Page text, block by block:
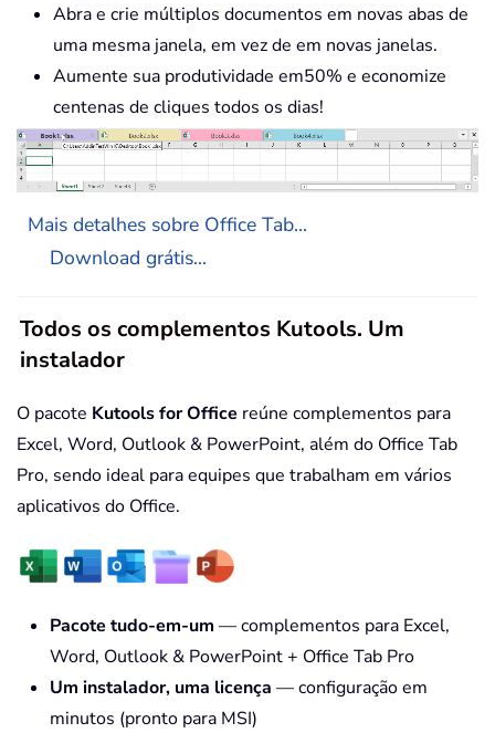
Abra e crie múltiplos documentos em novas abas de
uma mesma janela, em vez de em novas janelas.
Aumente sua produtividade em50% e economize
centenas de cliques todos os dias!
Mais detalhes sobre Office Tab...
Download grátis...
Todos os complementos Kutools. Um
instalador
O pacote Kutools for Office reúne complementos para
Excel, Word, Outlook & PowerPoint, além do Office Tab
Pro, sendo ideal para equipes que trabalham em vários
aplicativos do Office.
Pacote tudo-em-um — complementos para Excel,
Word, Outlook & PowerPoint + Office Tab Pro
Um instalador, uma licença — configuração em
minutos (pronto para MSI)